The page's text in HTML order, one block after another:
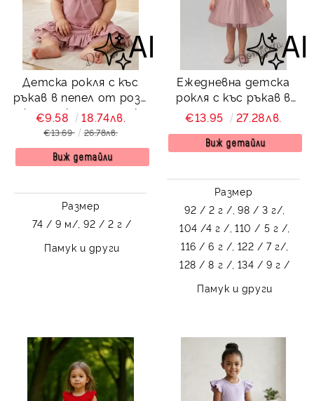
Детска рокля с къс
ръкав в пепел от рози
с къдрички и панделка
€9.58 18.74лв.
€13.69 26.78лв.
Виж детайли
Размер
74 / 9 м/, 92 / 2 г /
Памук и други
Ежедневна детска
рокля с къс ръкав в
пепел от рози с
къдрички и тюл в
долната част Оливия
€13.95 27.28лв.
Виж детайли
Размер
92 / 2 г /, 98 / 3 г/,
104 /4 г /, 110 / 5 г /,
116 / 6 г /, 122 / 7 г/,
128 / 8 г /, 134 / 9 г /
Памук и други